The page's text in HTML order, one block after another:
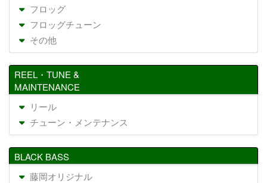
フロッグ
フロッグチューン
その他
REEL・TUNE &
MAINTENANCE
リール
チューン・メンテナンス
BLACK BASS
藤岡オリジナル